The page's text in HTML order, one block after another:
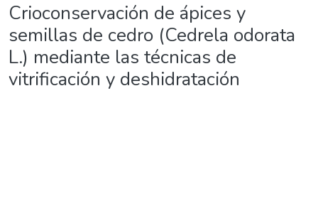
Crioconservación de ápices y
semillas de cedro (Cedrela odorata
L.) mediante las técnicas de
vitrificación y deshidratación